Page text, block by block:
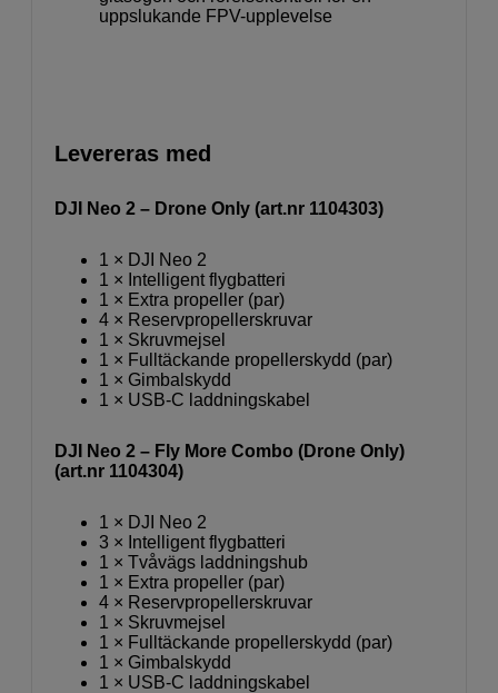
uppslukande FPV-upplevelse
Levereras med
DJI Neo 2 – Drone Only (art.nr 1104303)
1 × DJI Neo 2
1 × Intelligent flygbatteri
1 × Extra propeller (par)
4 × Reservpropellerskruvar
1 × Skruvmejsel
1 × Fulltäckande propellerskydd (par)
1 × Gimbalskydd
1 × USB-C laddningskabel
DJI Neo 2 – Fly More Combo (Drone Only)
(art.nr 1104304)
1 × DJI Neo 2
3 × Intelligent flygbatteri
1 × Tvåvägs laddningshub
1 × Extra propeller (par)
4 × Reservpropellerskruvar
1 × Skruvmejsel
1 × Fulltäckande propellerskydd (par)
1 × Gimbalskydd
1 × USB-C laddningskabel